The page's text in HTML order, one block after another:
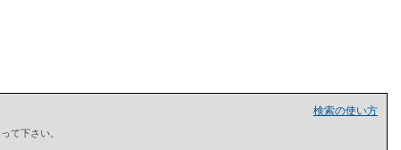
検索の使い方
て下さい。